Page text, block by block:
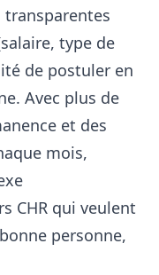
type de
de postuler en
Avec plus de
et des
mois,
CHR qui veulent
personne,